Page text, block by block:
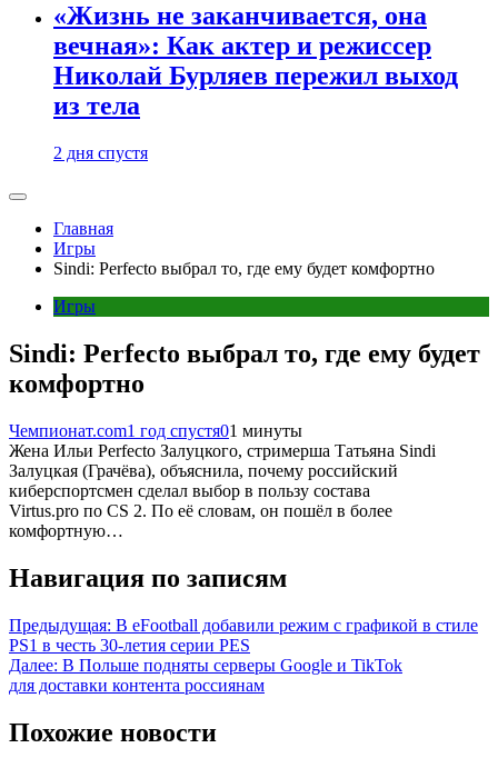
«Жизнь не заканчивается, она
вечная»: Как актер и режиссер
Николай Бурляев пережил выход
из тела
2 дня спустя
Главная
Игры
Sindi: Perfecto выбрал то, где ему будет комфортно
Игры
Sindi: Perfecto выбрал то, где ему будет
комфортно
Чемпионат.com1 год спустя01 минуты
Жена Ильи Perfecto Залуцкого, стримерша Татьяна Sindi
Залуцкая (Грачёва), объяснила, почему российский
киберспортсмен сделал выбор в пользу состава
Virtus.pro по CS 2. По её словам, он пошёл в более
комфортную…
Навигация по записям
Предыдущая: В eFootball добавили режим с графикой в стиле
PS1 в честь 30-летия серии PES
Далее: В Польше подняты серверы Google и TikTok
для доставки контента россиянам
Похожие новости